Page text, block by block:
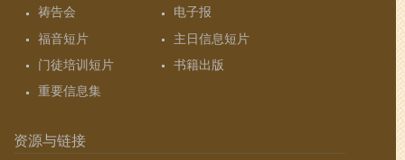
祷告会
电子报
福音短片
主日信息短片
门徒培训短片
书籍出版
重要信息集
资源与链接